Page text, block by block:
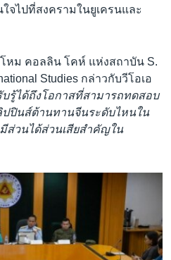
จไปที่สงครามในยูเครนและ
หม คอลลิน โคห์ แห่งสถาบัน S.
Studies กล่าวกับวีโอเอ
บรู้ได้ถึงโอกาสที่สามารถทดสอบ
ปปินส์ต้านทานจีนระดับไหนใน
ส่วนได้ส่วนเสียสำคัญใน